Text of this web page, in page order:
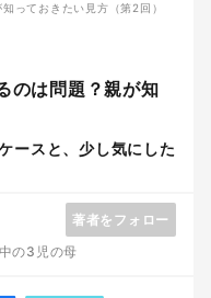
のは問題？親が知
ースと、少し気にした
著者をフォロー
の3児の母
っておきたい見方（第2回）